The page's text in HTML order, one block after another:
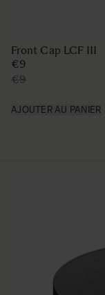
Front Cap LCF III
€9
€9
AJOUTER AU PANIER